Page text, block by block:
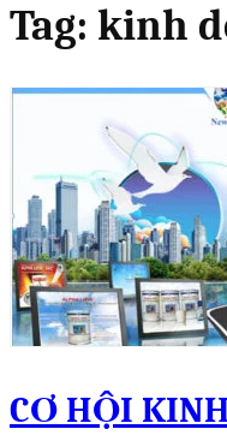
Tag: kinh
CƠ HỘI